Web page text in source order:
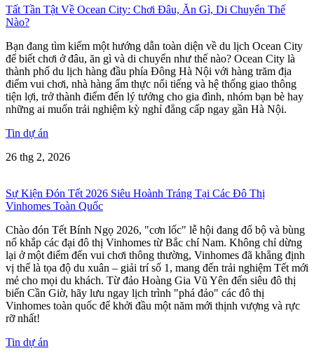
Tất Tần Tật Về Ocean City: Chơi Đâu, Ăn Gì, Di Chuyển Thế
Nào?
Bạn đang tìm kiếm một hướng dẫn toàn diện về du lịch Ocean City
để biết chơi ở đâu, ăn gì và di chuyển như thế nào? Ocean City là
thành phố du lịch hàng đầu phía Đông Hà Nội với hàng trăm địa
điểm vui chơi, nhà hàng ẩm thực nổi tiếng và hệ thống giao thông
tiện lợi, trở thành điểm đến lý tưởng cho gia đình, nhóm bạn bè hay
những ai muốn trải nghiệm kỳ nghỉ đẳng cấp ngay gần Hà Nội.
Tin dự án
26 thg 2, 2026
Sự Kiện Đón Tết 2026 Siêu Hoành Tráng Tại Các Đô Thị
Vinhomes Toàn Quốc
Chào đón Tết Bính Ngọ 2026, "cơn lốc" lễ hội đang đổ bộ và bùng
nổ khắp các đại đô thị Vinhomes từ Bắc chí Nam. Không chỉ dừng
lại ở một điểm đến vui chơi thông thường, Vinhomes đã khẳng định
vị thế là tọa độ du xuân – giải trí số 1, mang đến trải nghiệm Tết mới
mẻ cho mọi du khách. Từ đảo Hoàng Gia Vũ Yên đến siêu đô thị
biển Cần Giờ, hãy lưu ngay lịch trình "phá đảo" các đô thị
Vinhomes toàn quốc để khởi đầu một năm mới thịnh vượng và rực
rỡ nhất!
Tin dự án